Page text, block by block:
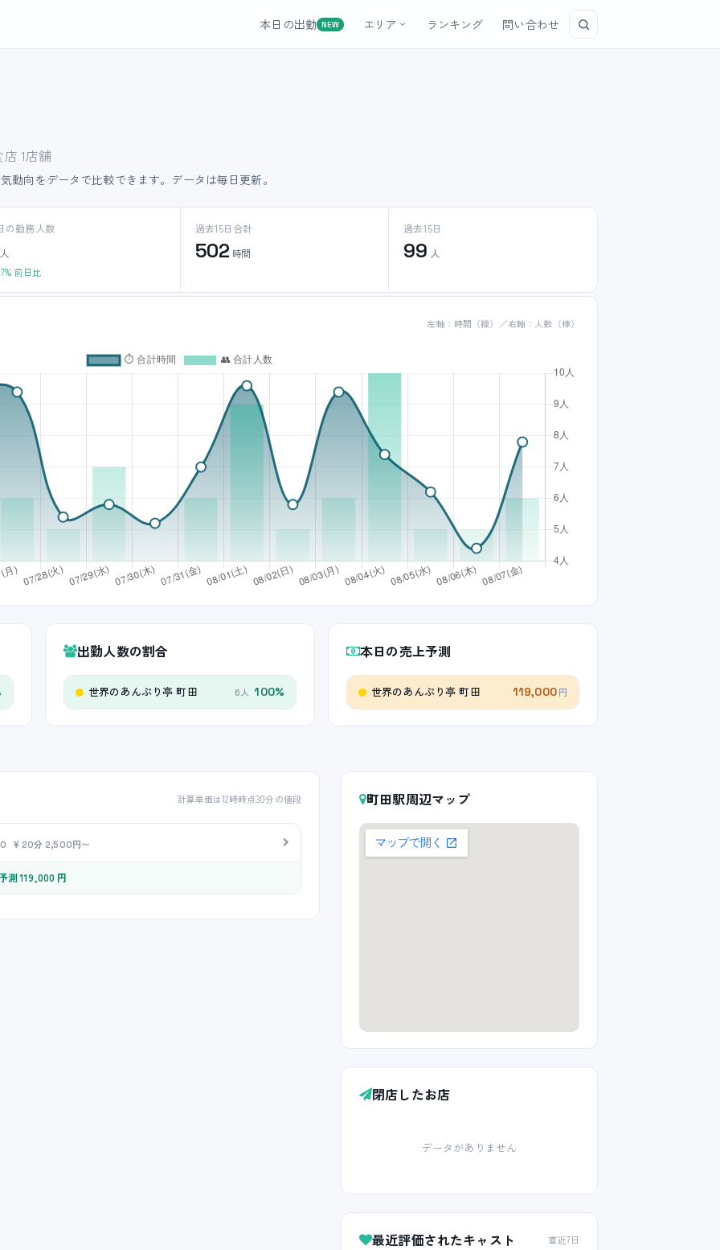
本日の出勤 NEW エリア ランキング 問い合わせ
1店舗
動向をデータで比較できます。データは毎日更新。
の勤務人数
人
前日比
過去15日合計
502 時間
過去15日
99 人
左軸：時間（線）／右軸：人数（棒）
出勤人数の割合
世界のあんぷり亭 町田 6人 100%
本日の売上予測
世界のあんぷり亭 町田 119,000 円
計算単価は12時時点30分の値段
20分 2,500円〜
測 119,000 円
町田駅周辺マップ
閉店したお店
データがありません
最近評価されたキャスト 直近7日